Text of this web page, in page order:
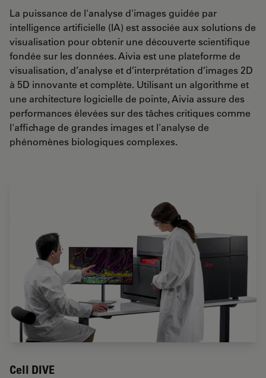
La puissance de l'analyse d'images guidée par
intelligence artificielle (IA) est associée aux solutions de
visualisation pour obtenir une découverte scientifique
fondée sur les données. Aivia est une plateforme de
visualisation, d’analyse et d’interprétation d’images 2D
à 5D innovante et complète. Utilisant un algorithme et
une architecture logicielle de pointe, Aivia assure des
performances élevées sur des tâches critiques comme
l'affichage de grandes images et l'analyse de
phénomènes biologiques complexes.
Cell DIVE